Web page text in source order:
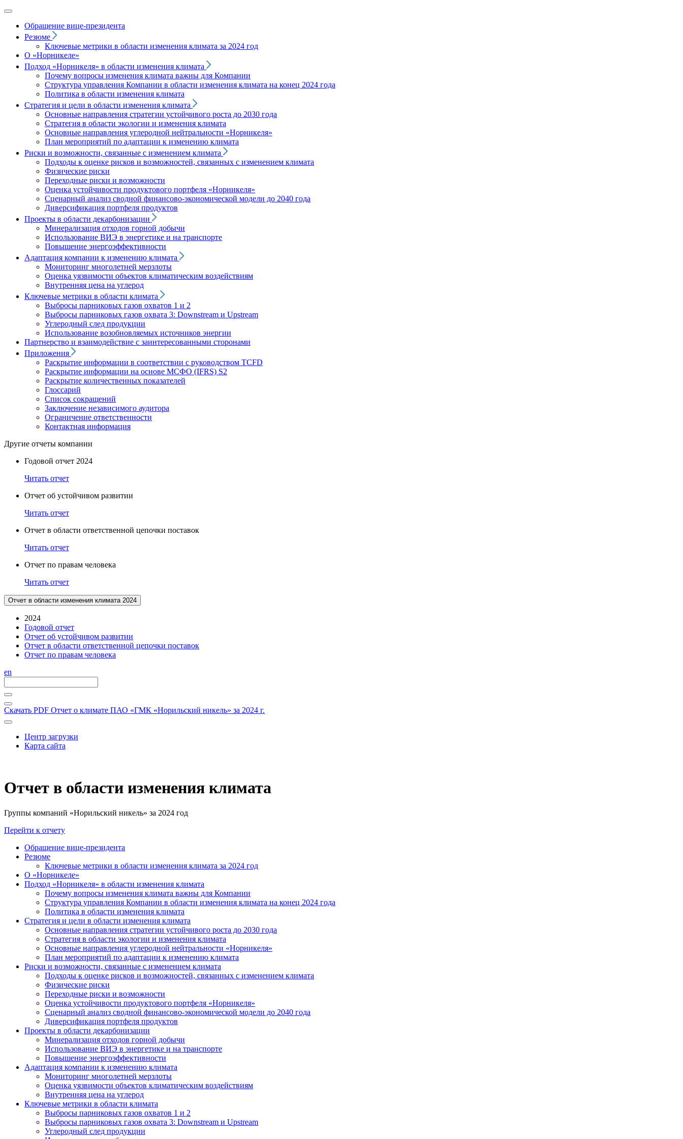
Обращение вице‑президента
Резюме
Ключевые метрики в области изменения климата за 2024 год
О «Норникеле»
Подход «Норникеля» в области изменения климата
Почему вопросы изменения климата важны для Компании
Структура управления Компании в области изменения климата на конец 2024 года
Политика в области изменения климата
Стратегия и цели в области изменения климата
Основные направления стратегии устойчивого роста до 2030 года
Стратегия в области экологии и изменения климата
Основные направления углеродной нейтральности «Норникеля»
План мероприятий по адаптации к изменению климата
Риски и возможности, связанные с изменением климата
Подходы к оценке рисков и возможностей, связанных с изменением климата
Физические риски
Переходные риски и возможности
Оценка устойчивости продуктового портфеля «Норникеля»
Сценарный анализ сводной финансово-экономической модели до 2040 года
Диверсификация портфеля продуктов
Проекты в области декарбонизации
Минерализация отходов горной добычи
Использование ВИЭ в энергетике и на транспорте
Повышение энергоэффективности
Адаптация компании к изменению климата
Мониторинг многолетней мерзлоты
Оценка уязвимости объектов климатическим воздействиям
Внутренняя цена на углерод
Ключевые метрики в области климата
Выбросы парниковых газов охватов 1 и 2
Выбросы парниковых газов охвата 3: Downstream и Upstream
Углеродный след продукции
Использование возобновляемых источников энергии
Партнерство и взаимодействие с заинтересованными сторонами
Приложения
Раскрытие информации в соответствии с руководством TCFD
Раскрытие информации на основе МСФО (IFRS) S2
Раскрытие количественных показателей
Глоссарий
Список сокращений
Заключение независимого аудитора
Ограничение ответственности
Контактная информация
Другие отчеты компании
Годовой отчет 2024
Читать отчет
Отчет об устойчивом развитии
Читать отчет
Отчет в области ответственной цепочки поставок
Читать отчет
Отчет по правам человека
Читать отчет
Отчет в области изменения климата 2024
2024
Годовой отчет
Отчет об устойчивом развитии
Отчет в области ответственной цепочки поставок
Отчет по правам человека
en
Скачать PDF Отчет о климате ПАО «ГМК «Норильский никель» за 2024 г.
Центр загрузки
Карта сайта
Отчет в области изменения климата
Группы компаний «Норильский никель» за 2024 год
Перейти к отчету
Обращение вице-президента
Резюме
Ключевые метрики в области изменения климата за 2024 год
О «Норникеле»
Подход «Норникеля» в области изменения климата
Почему вопросы изменения климата важны для Компании
Структура управления Компании в области изменения климата на конец 2024 года
Политика в области изменения климата
Стратегия и цели в области изменения климата
Основные направления стратегии устойчивого роста до 2030 года
Стратегия в области экологии и изменения климата
Основные направления углеродной нейтральности «Норникеля»
План мероприятий по адаптации к изменению климата
Риски и возможности, связанные с изменением климата
Подходы к оценке рисков и возможностей, связанных с изменением климата
Физические риски
Переходные риски и возможности
Оценка устойчивости продуктового портфеля «Норникеля»
Сценарный анализ сводной финансово-экономической модели до 2040 года
Диверсификация портфеля продуктов
Проекты в области декарбонизации
Минерализация отходов горной добычи
Использование ВИЭ в энергетике и на транспорте
Повышение энергоэффективности
Адаптация компании к изменению климата
Мониторинг многолетней мерзлоты
Оценка уязвимости объектов климатическим воздействиям
Внутренняя цена на углерод
Ключевые метрики в области климата
Выбросы парниковых газов охватов 1 и 2
Выбросы парниковых газов охвата 3: Downstream и Upstream
Углеродный след продукции